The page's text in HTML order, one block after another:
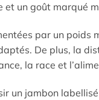
et un goût marqué
par un
De plus, la
la race et
un jambon